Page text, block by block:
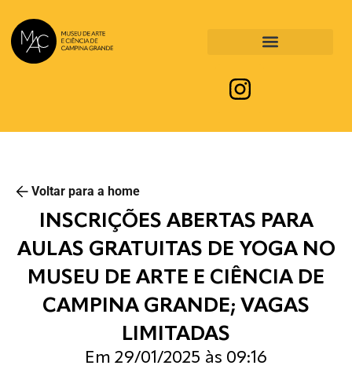
Voltar para a home
INSCRIÇÕES ABERTAS PARA
AULAS GRATUITAS DE YOGA NO
MUSEU DE ARTE E CIÊNCIA DE
CAMPINA GRANDE; VAGAS
LIMITADAS
Em 29/01/2025 às 09:16